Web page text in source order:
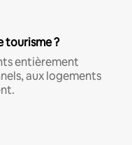
tourisme ?
entièrement
aux logements